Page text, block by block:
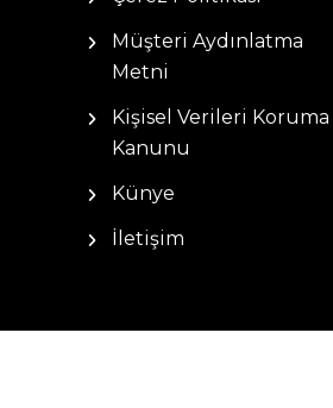
Müşteri Aydınlatma
Metni
Kişisel Verileri Koruma
Kanunu
Künye
İletişim